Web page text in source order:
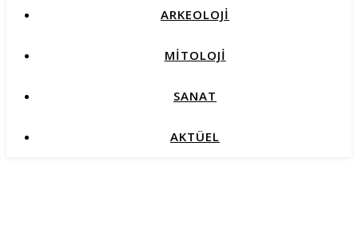
ARKEOLOJİ
MİTOLOJİ
SANAT
AKTÜEL